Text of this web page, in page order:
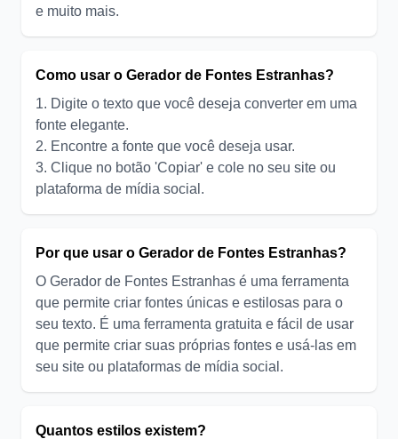
e muito mais.
Como usar o Gerador de Fontes Estranhas?
1. Digite o texto que você deseja converter em uma
fonte elegante.
2. Encontre a fonte que você deseja usar.
3. Clique no botão 'Copiar' e cole no seu site ou
plataforma de mídia social.
Por que usar o Gerador de Fontes Estranhas?
O Gerador de Fontes Estranhas é uma ferramenta
que permite criar fontes únicas e estilosas para o
seu texto. É uma ferramenta gratuita e fácil de usar
que permite criar suas próprias fontes e usá-las em
seu site ou plataformas de mídia social.
Quantos estilos existem?